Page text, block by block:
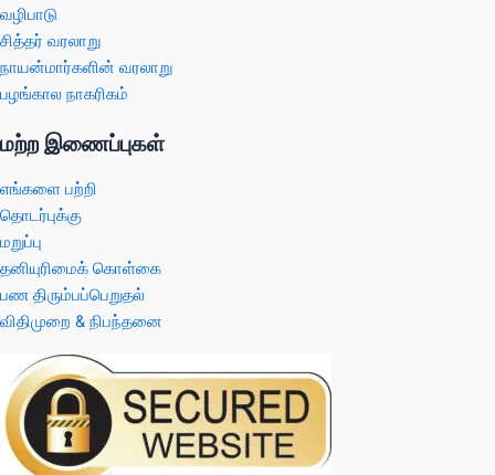
வழிபாடு
சித்தர் வரலாறு
நாயன்மார்களின் வரலாறு
பழங்கால நாகரிகம்
மற்ற இணைப்புகள்
எங்களை பற்றி
தொடர்புக்கு
மறுப்பு
தனியுரிமைக் கொள்கை
பண திரும்பப்பெறுதல்
விதிமுறை & நிபந்தனை